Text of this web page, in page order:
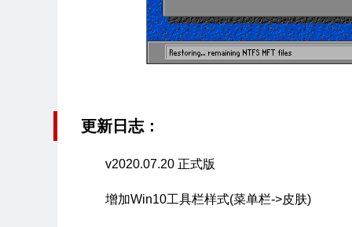
更新日志：
v2020.07.20 正式版
增加Win10工具栏样式(菜单栏->皮肤)